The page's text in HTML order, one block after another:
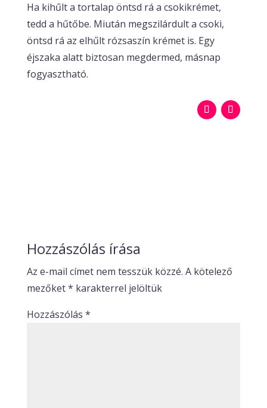
Ha kihűlt a tortalap öntsd rá a csokikrémet,
tedd a hűtőbe. Miután megszilárdult a csoki,
öntsd rá az elhűlt rózsaszín krémet is. Egy
éjszaka alatt biztosan megdermed, másnap
fogyasztható.
Hozzászólás írása
Az e-mail címet nem tesszük közzé. A kötelező
mezőket* karakterrel jelöltük
Hozzászólás *